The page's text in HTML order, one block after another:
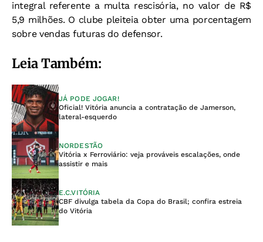
integral referente a multa rescisória, no valor de R$
5,9 milhões. O clube pleiteia obter uma porcentagem
sobre vendas futuras do defensor.
Leia Também:
JÁ PODE JOGAR!
Oficial! Vitória anuncia a contratação de Jamerson,
lateral-esquerdo
NORDESTÃO
Vitória x Ferroviário: veja prováveis escalações, onde
assistir e mais
E.C.VITÓRIA
CBF divulga tabela da Copa do Brasil; confira estreia
do Vitória